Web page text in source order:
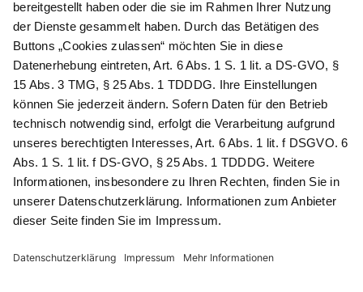
Als Dankeschön für Ihr D&K Newsletter-Abo
erhalten Sie ein 10 € -Gutschein:
Das sind Ihre Vorteile
@ Newsletter Abonnieren
Wir verarbeiten Ihre Daten gemäß unserer
Datenschutzerklärung .